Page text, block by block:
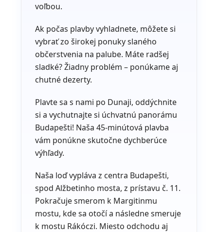
voľbou.
Ak počas plavby vyhladnete, môžete si
vybrať zo širokej ponuky slaného
občerstvenia na palube. Máte radšej
sladké? Žiadny problém – ponúkame aj
chutné dezerty.
Plavte sa s nami po Dunaji, oddýchnite
si a vychutnajte si úchvatnú panorámu
Budapešti! Naša 45-minútová plavba
vám ponúkne skutočne dychberúce
výhľady.
Naša loď vypláva z centra Budapešti,
spod Alžbetinho mosta, z prístavu č. 11.
Pokračuje smerom k Margitinmu
mostu, kde sa otočí a následne smeruje
k mostu Rákóczi. Miesto odchodu aj